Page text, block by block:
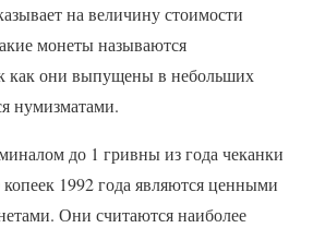
на величину стоимости
монеты называются
как они выпущены в небольших
нумизматами.
до 1 гривны из года чеканки
1992 года являются ценными
Они считаются наиболее